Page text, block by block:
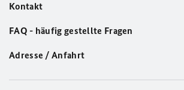
Kontakt
FAQ - häufig gestellte Fragen
Adresse / Anfahrt